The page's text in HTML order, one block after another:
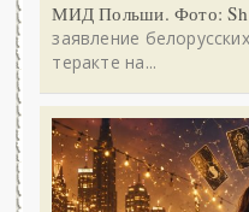
МИД Польши. Фото:
заявление
теракте на...